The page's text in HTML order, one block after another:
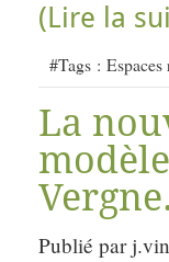
(Lire la
#Tags : Espaces
La
Vergne.
Publié par